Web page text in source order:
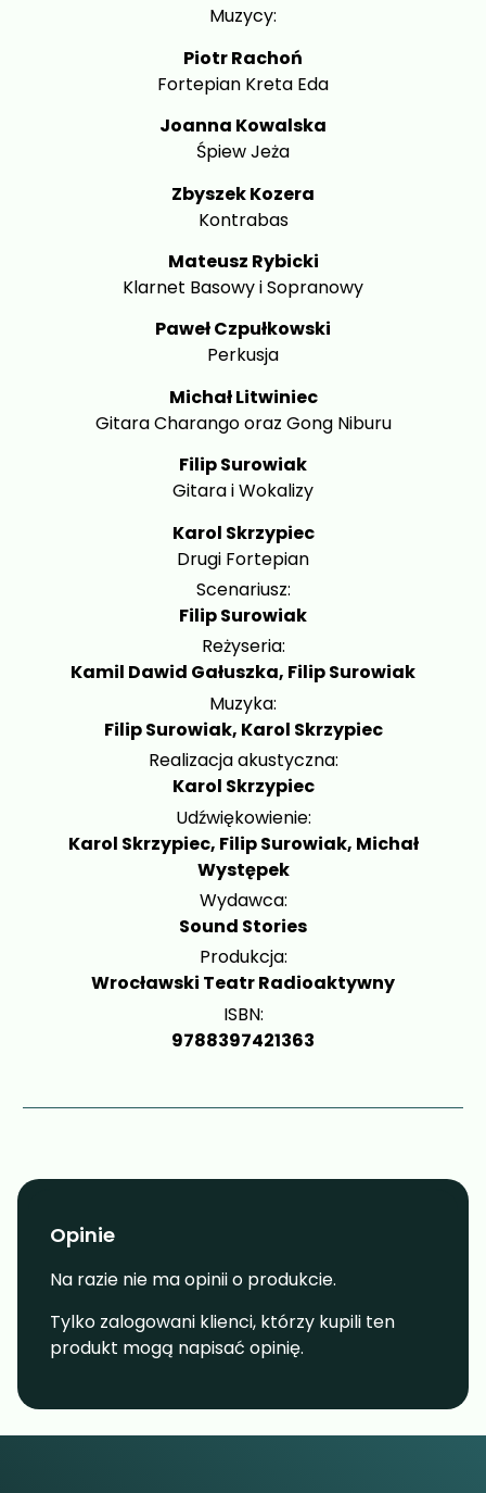
Muzycy:
Piotr Rachoń
Fortepian Kreta Eda
Joanna Kowalska
Śpiew Jeża
Zbyszek Kozera
Kontrabas
Mateusz Rybicki
Klarnet Basowy i Sopranowy
Paweł Czpułkowski
Perkusja
Michał Litwiniec
Gitara Charango oraz Gong Niburu
Filip Surowiak
Gitara i Wokalizy
Karol Skrzypiec
Drugi Fortepian
Scenariusz:
Filip Surowiak
Reżyseria:
Kamil Dawid Gałuszka, Filip Surowiak
Muzyka:
Filip Surowiak, Karol Skrzypiec
Realizacja akustyczna:
Karol Skrzypiec
Udźwiękowienie:
Karol Skrzypiec, Filip Surowiak, Michał
Występek
Wydawca:
Sound Stories
Produkcja:
Wrocławski Teatr Radioaktywny
ISBN:
9788397421363
Opinie
Na razie nie ma opinii o produkcie.
Tylko zalogowani klienci, którzy kupili ten
produkt mogą napisać opinię.